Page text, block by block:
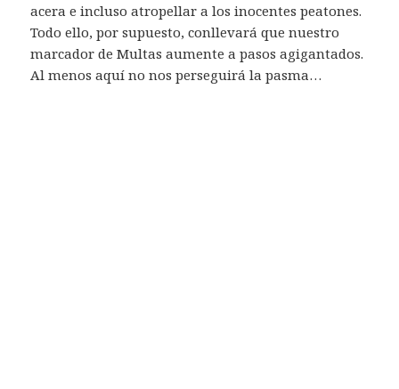
acera e incluso atropellar a los inocentes peatones.
Todo ello, por supuesto, conllevará que nuestro
marcador de Multas aumente a pasos agigantados.
Al menos aquí no nos perseguirá la pasma…